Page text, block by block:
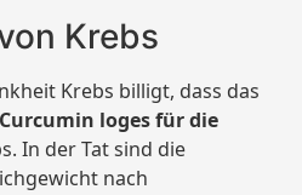
Krebs
Krebs billigt, dass das
Curcumin loges für die
In der Tat sind die
nach